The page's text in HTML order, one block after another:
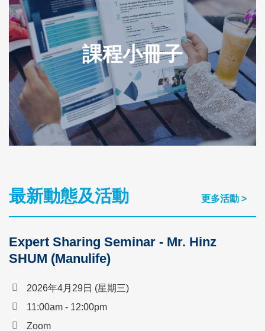
課程小冊子
Text
最新動態及活動 更多活動 >
Expert Sharing Seminar - Mr. Hinz
SHUM (Manulife)
2026年4月29日 (星期三)
11:00am - 12:00pm
Zoom